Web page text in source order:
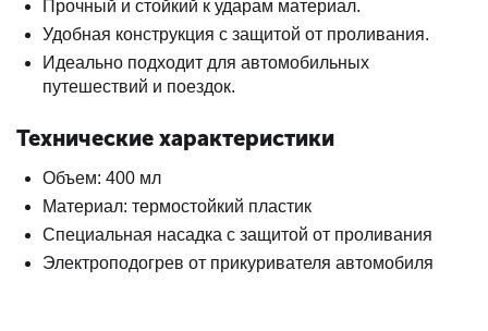
Прочный и стойкий к ударам материал.
Удобная конструкция с защитой от проливания.
Идеально подходит для автомобильных
путешествий и поездок.
Технические характеристики
Объем: 400 мл
Материал: термостойкий пластик
Специальная насадка с защитой от проливания
Электроподогрев от прикуривателя автомобиля